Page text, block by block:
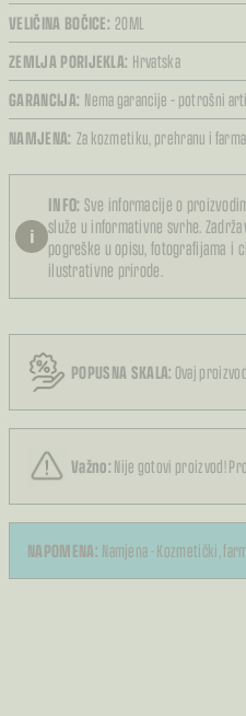
VELIČINA BOČICE: 20ML
ZEMLJA PORIJEKLA: Hrvatska
GARANCIJA: Nema garancije – potrošni
NAMJENA: Za kozmetiku,prehranu i
POPUSNA SKALA: Ovaj
Važno:Nije gotovi proizvod!
i
INFO: Sve informacije o
služe u informativne svrhe.
pogreške u opisu, fotografijama i
ilustrativne prirode.
NAPOMENA: Namjena - Kozmetički,